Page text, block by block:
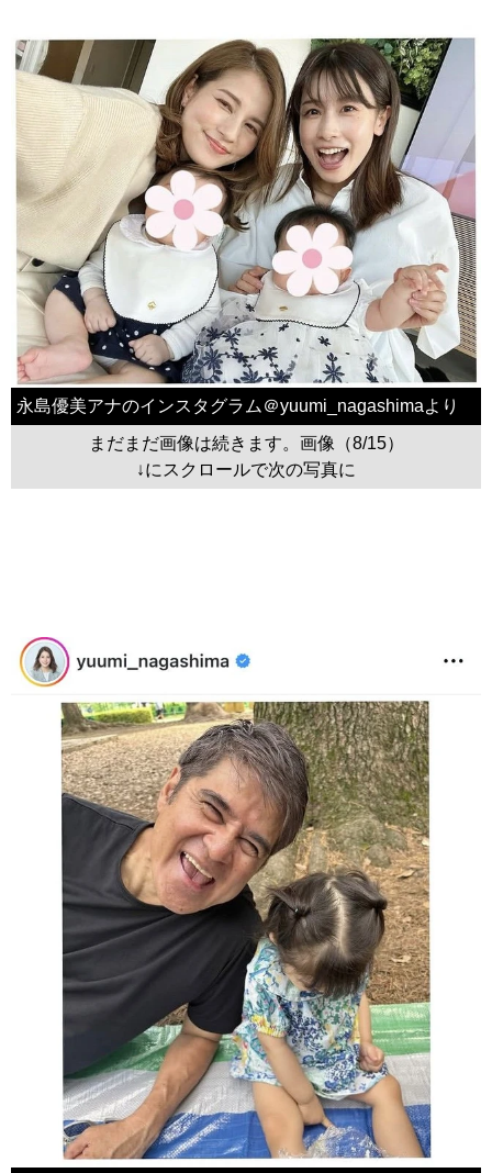
永島優美アナのインスタグラム＠yuumi_nagashimaより
まだまだ画像は続きます。画像（8/15）
↓にスクロールで次の写真に